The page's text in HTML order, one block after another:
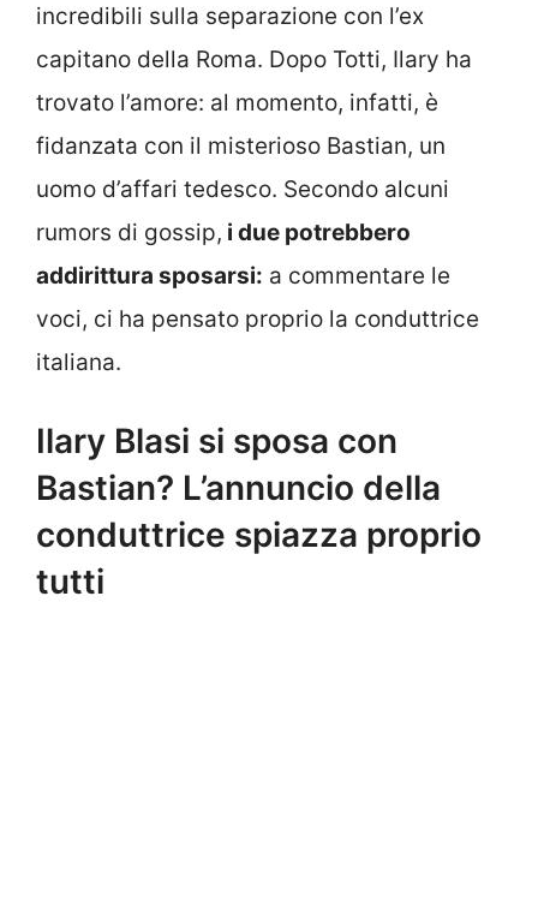
incredibili sulla separazione con l’ex
capitano della Roma. Dopo Totti, Ilary ha
trovato l’amore: al momento, infatti, è
fidanzata con il misterioso Bastian, un
uomo d’affari tedesco. Secondo alcuni
rumors di gossip, i due potrebbero
addirittura sposarsi: a commentare le
voci, ci ha pensato proprio la conduttrice
italiana.
Ilary Blasi si sposa con
Bastian? L’annuncio della
conduttrice spiazza proprio
tutti